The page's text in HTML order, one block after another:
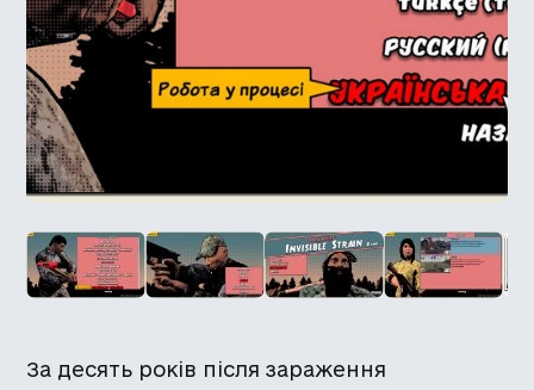
За десять років після зараження